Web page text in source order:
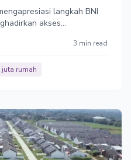
langkah BNI
akses
perannya
layak huni serta
3 min read
rumah